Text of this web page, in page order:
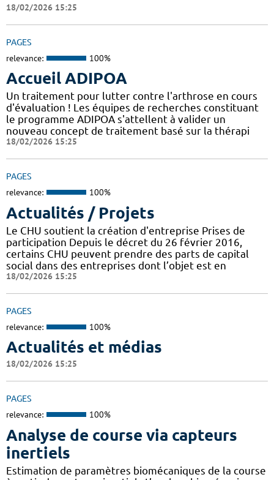
18/02/2026 15:25
PAGES
relevance: 100%
Accueil ADIPOA
Un traitement pour lutter contre l'arthrose en cours
d'évaluation ! Les équipes de recherches constituant
le programme ADIPOA s'attellent à valider un
nouveau concept de traitement basé sur la thérapi
18/02/2026 15:25
PAGES
relevance: 100%
Actualités / Projets
Le CHU soutient la création d'entreprise Prises de
participation Depuis le décret du 26 février 2016,
certains CHU peuvent prendre des parts de capital
social dans des entreprises dont l’objet est en
18/02/2026 15:25
PAGES
relevance: 100%
Actualités et médias
18/02/2026 15:25
PAGES
relevance: 100%
Analyse de course via capteurs
inertiels
Estimation de paramètres biomécaniques de la course